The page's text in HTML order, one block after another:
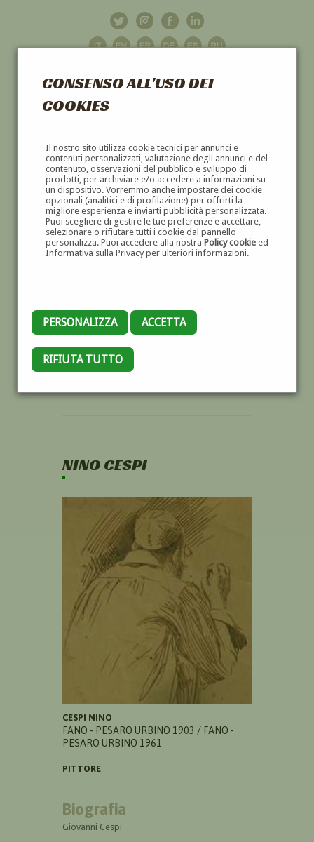
CONSENSO ALL'USO DEI
COOKIES
Il nostro sito utilizza cookie tecnici per annunci e
contenuti personalizzati, valutazione degli annunci e del
contenuto, osservazioni del pubblico e sviluppo di
prodotti, per archiviare e/o accedere a informazioni su
un dispositivo. Vorremmo anche impostare dei cookie
opzionali (analitici e di profilazione) per offrirti la
migliore esperienza e inviarti pubblicità personalizzata.
Puoi scegliere di gestire le tue preferenze e accettare,
selezionare o rifiutare tutti i cookie dal pannello
personalizza. Puoi accedere alla nostra Policy cookieed
Informativa sulla Privacy per ulteriori informazioni.
PERSONALIZZA ACCETTA
RIFIUTA TUTTO
GALLERIAD'ARTE
DIPINTI E SCULTURE '800 E '900
NINO CESPI
CESPI NINO
FANO - PESARO URBINO 1903 / FANO -
PESARO URBINO 1961
PITTORE
Biografia
Giovanni Cespi